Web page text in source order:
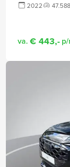
2022
va. € 443,-